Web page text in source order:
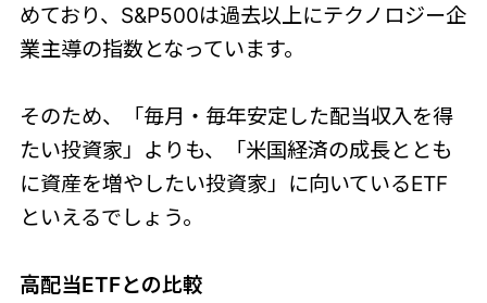
めており、S&P500は過去以上にテクノロジー企
業主導の指数となっています。
そのため、「毎月・毎年安定した配当収入を得
たい投資家」よりも、「米国経済の成長ととも
に資産を増やしたい投資家」に向いているETF
といえるでしょう。
高配当ETFとの比較